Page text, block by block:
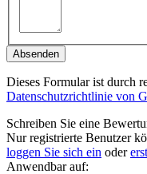
Absenden
Dieses Formular ist durch
Datenschutzrichtlinie von
Schreiben Sie eine
Nur registrierte Benutzer
loggen Sie sich ein oder
Anwendbar auf: